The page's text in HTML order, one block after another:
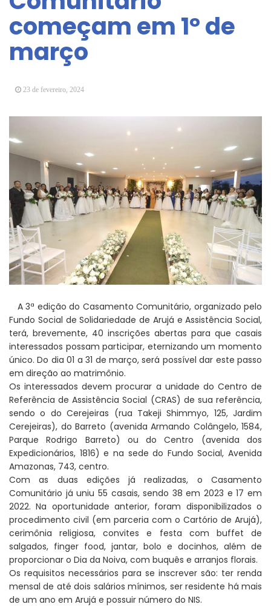
Arujá promove 2º encontro da Jornada de
Conhecimento em Bem-Estar Animal no Parque
dos Ipês
Arujá terá novo posto para emissão do Cartão
TOP
começam em 1° de
março
23 de fevereiro, 2024
A 3ª edição do Casamento Comunitário, organizado pelo
Fundo Social de Solidariedade de Arujá e Assistência Social,
terá, brevemente, 40 inscrições abertas para que casais
interessados possam participar, eternizando um momento
único. Do dia 01 a 31 de março, será possível dar este passo
em direção ao matrimônio.
Os interessados devem procurar a unidade do Centro de
Referência de Assistência Social (CRAS) de sua referência,
sendo o do Cerejeiras (rua Takeji Shimmyo, 125, Jardim
Cerejeiras), do Barreto (avenida Armando Colângelo, 1584,
Parque Rodrigo Barreto) ou do Centro (avenida dos
Expedicionários, 1816) e na sede do Fundo Social, Avenida
Amazonas, 743, centro.
Com as duas edições já realizadas, o Casamento
Comunitário já uniu 55 casais, sendo 38 em 2023 e 17 em
2022. Na oportunidade anterior, foram disponibilizados o
procedimento civil (em parceria com o Cartório de Arujá),
cerimônia religiosa, convites e festa com buffet de
salgados, finger food, jantar, bolo e docinhos, além de
proporcionar o Dia da Noiva, com buquês e arranjos florais.
Os requisitos necessários para se inscrever são: ter renda
mensal de até dois salários mínimos, ser residente há mais
de um ano em Arujá e possuir número do NIS.